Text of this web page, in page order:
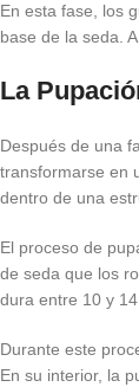
En esta fase, los
base de la seda.
La
Después de una
transformarse en
dentro de una
El proceso de
de seda que los
dura entre 10 y
Durante este
En su interior, la